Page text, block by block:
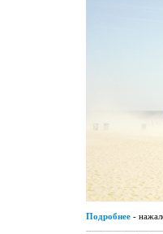
Подробнее -